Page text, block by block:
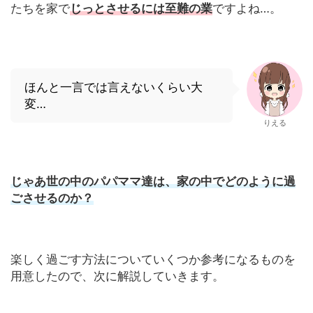
たちを家でじっとさせるには至難の業ですよね…。
ほんと一言では言えないくらい大
変…
りえる
じゃあ世の中のパパママ達は、家の中でどのように過
ごさせるのか？
楽しく過ごす方法についていくつか参考になるものを
用意したので、次に解説していきます。